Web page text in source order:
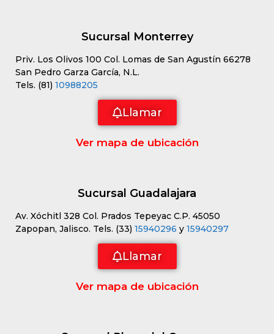
Sucursal Monterrey
Priv. Los Olivos 100 Col. Lomas de San Agustín 66278
San Pedro Garza García, N.L.
Tels. (81) 10988205
Llamar
Ver mapa de ubicación
Sucursal Guadalajara
Av. Xóchitl 328 Col. Prados Tepeyac C.P. 45050
Zapopan, Jalisco. Tels. (33) 15940296 y 15940297
Llamar
Ver mapa de ubicación